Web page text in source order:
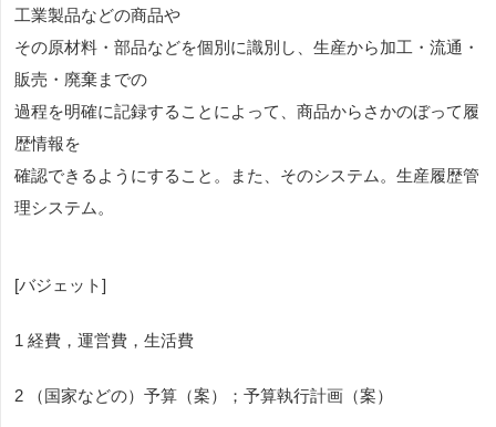
工業製品などの商品や
その原材料・部品などを個別に識別し、生産から加工・流通・
販売・廃棄までの
過程を明確に記録することによって、商品からさかのぼって履
歴情報を
確認できるようにすること。また、そのシステム。生産履歴管
理システム。
[バジェット]
1 経費，運営費，生活費
2 （国家などの）予算（案）；予算執行計画（案）